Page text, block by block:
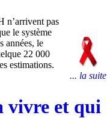
n’arrivent pas
le système
années, le
22 000
estimations.
... la suite
vivre et qui